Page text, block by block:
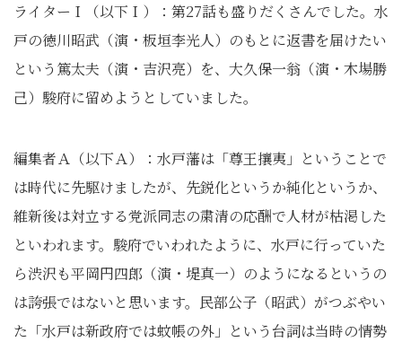
ライターＩ（以下Ｉ）：第27話も盛りだくさんでした。水
戸の徳川昭武（演・板垣李光人）のもとに返書を届けたい
という篤太夫（演・吉沢亮）を、大久保一翁（演・木場勝
己）駿府に留めようとしていました。
編集者Ａ（以下Ａ）：水戸藩は「尊王攘夷」ということで
は時代に先駆けましたが、先鋭化というか純化というか、
維新後は対立する党派同志の粛清の応酬で人材が枯渇した
といわれます。駿府でいわれたように、水戸に行っていた
ら渋沢も平岡円四郎（演・堤真一）のようになるというの
は誇張ではないと思います。民部公子（昭武）がつぶやい
た「水戸は新政府では蚊帳の外」という台詞は当時の情勢